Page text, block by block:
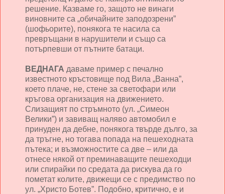
решение. Казваме го, защото не винаги
виновните са „обичайните заподозрени”
(шофьорите), понякога те насила са
превръщани в нарушители и също са
потърпевши от пътните батаци.
ВЕДНАГА даваме пример с печално
известното кръстовище под Вила „Ванна”,
което плаче, не, стене за светофари или
кръгова организация на движението.
Слизащият по стръмното (ул. „Симеон
Велики”) и завиващ наляво автомобил е
принуден да дебне, понякога твърде дълго, за
да тръгне, но тогава попада на пешеходната
пътека; и възможностите са две – или да
отнесе някой от преминаващите пешеходци
или спирайки по средата да рискува да го
пометат колите, движещи се с предимство по
ул. „Христо Ботев”. Подобно, критично, е и